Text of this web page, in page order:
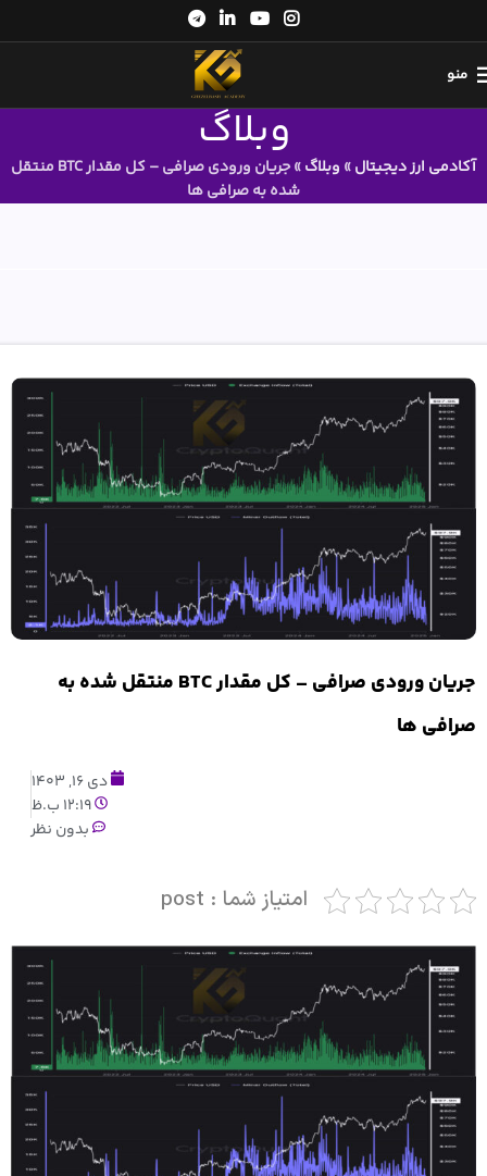
منو
وبلاگ
آکادمی ارز دیجیتال» وبلاگ»
جریان ورودی صرافی – کل مقدار BTC منتقل
شده به صرافی ها
جریان ورودی صرافی – کل مقدار BTC منتقل شده به
صرافی ها
دی 16, 1403
12:19 ب.ظ
بدون نظر
امتیاز شما : post